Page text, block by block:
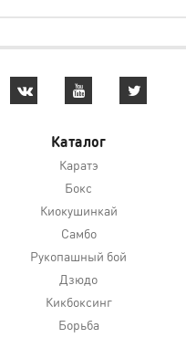
Каталог
Каратэ
Бокс
Киокушинкай
Самбо
Рукопашный бой
Дзюдо
Кикбоксинг
Борьба